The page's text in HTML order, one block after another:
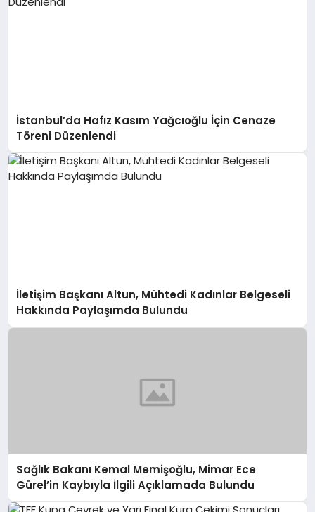
İstanbul’da Hafız Kasım Yağcıoğlu İçin Cenaze
Töreni Düzenlendi
İletişim Başkanı Altun, Mühtedi Kadınlar Belgeseli
Hakkında Paylaşımda Bulundu
Sağlık Bakanı Kemal Memişoğlu, Mimar Ece
Gürel’in Kaybıyla İlgili Açıklamada Bulundu